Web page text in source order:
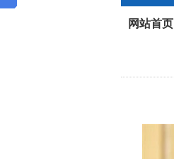
网站首页